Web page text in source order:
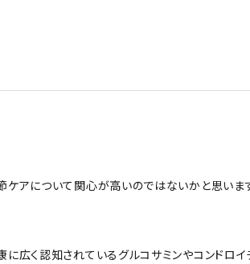
ケアについて関心が高いのではないかと思いま
広く認知されているグルコサミンやコンドロイ